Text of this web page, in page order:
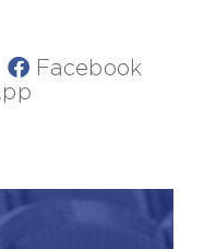
Facebook